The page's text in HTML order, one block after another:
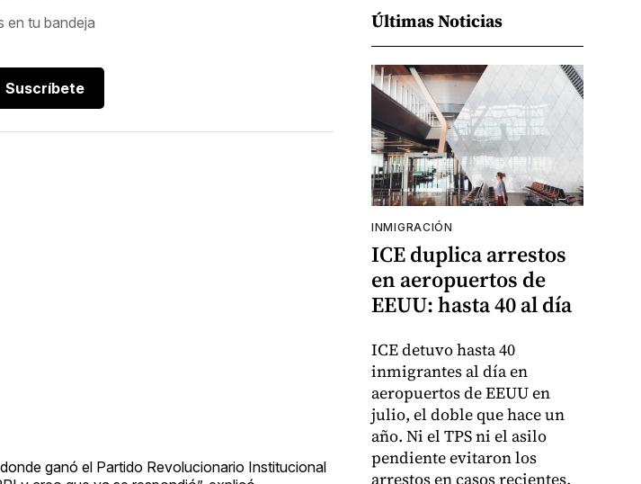
en tu bandeja
Suscríbete
ganó el Partido Revolucionario Institucional
Últimas Noticias
INMIGRACIÓN
ICE duplica arrestos
en aeropuertos de
EEUU: hasta 40 al día
ICE detuvo hasta 40
inmigrantes al día en
aeropuertos de EEUU en
julio, el doble que hace un
año. Ni el TPS ni el asilo
pendiente evitaron los
arrestos en casos recientes.